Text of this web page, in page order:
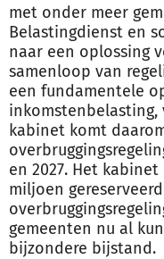
met onder meer
Belastingdienst en
naar een oplossing
samenloop van
een fundamentele
inkomstenbelasting,
kabinet komt
en 2027. Het
miljoen
gemeenten nu al
bijzondere bijstand.